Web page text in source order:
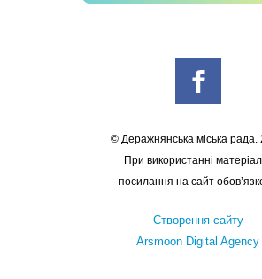
© Деражнянська міська рада.
При використанні
посилання на сайт
Створення сайту
Arsmoon Digital Agency